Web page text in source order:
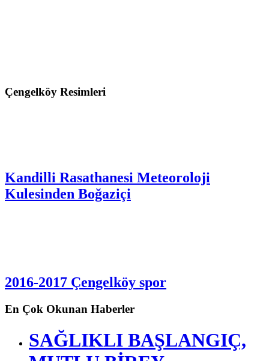
Çengelköy Resimleri
Kandilli Rasathanesi Meteoroloji
Kulesinden Boğaziçi
2016-2017 Çengelköy spor
En Çok Okunan Haberler
SAĞLIKLI BAŞLANGIÇ,